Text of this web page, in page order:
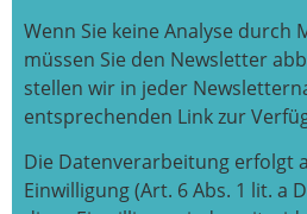
Wenn Sie keine Analyse durch
müssen Sie den Newsletter
stellen wir in jeder
entsprechenden Link zur
Die Datenverarbeitung erfolgt
Einwilligung (Art. 6 Abs. 1 lit. a